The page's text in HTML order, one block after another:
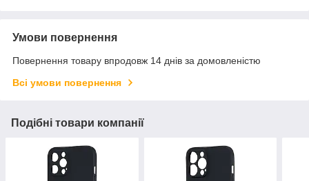
Умови повернення
Повернення товару впродовж 14 днів за домовленістю
Всі умови повернення
Подібні товари компанії